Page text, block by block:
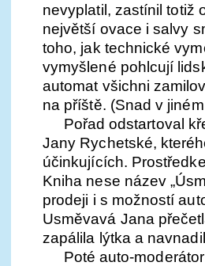
nevyplatil, zastínil totiž
největší ovace i salvy
toho, jak technické
vymyšlené pohlcují
automat všichni
na příště. (Snad v
Pořad odstartoval
Jany Rychetské,
účinkujících.
Kniha nese název
prodeji i s možností
Usměvavá Jana
zapálila lýtka a
Poté auto-